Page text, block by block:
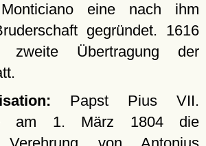
eine nach ihm
gegründet. 1616
Übertragung der
Papst Pius VII.
am 1. März 1804die